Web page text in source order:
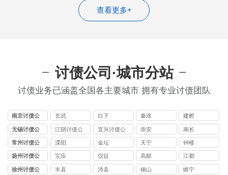
查看更多+
讨债公司·城市分站
讨债业务已涵盖全国各主要城市 拥有专业讨债团队
南京讨债公
司
玄武 白下 秦淮 建邺
无锡讨债公
司
江阴讨债公
司
宜兴讨债公
司
崇安 南长
常州讨债公
司
溧阳 金坛 天宁 钟楼
扬州讨债公
司
宝应 仪征 高邮 江都
徐州讨债公
丰县 沛县 铜山 睢宁